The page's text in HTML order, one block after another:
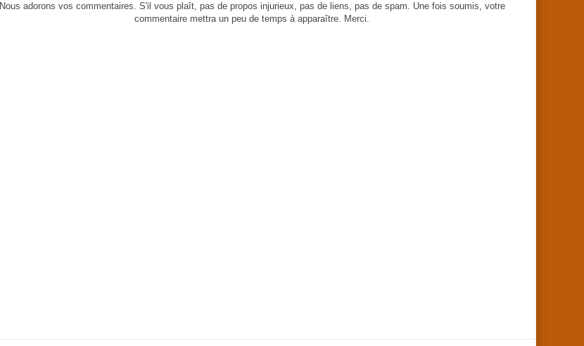
Nous adorons vos commentaires. S'il vous plaît, pas de propos injurieux, pas de liens, pas de spam. Une fois soumis, votre
commentaire mettra un peu de temps à apparaître. Merci.